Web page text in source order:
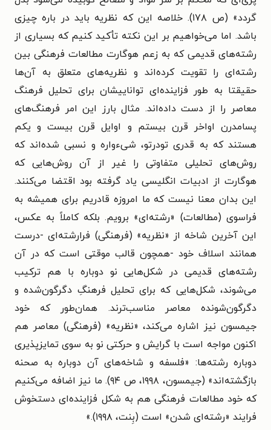
گردد» (ص ۱۷۸). خلاصه این که نظریه باید در باره چیزی
باشد. اما می‌خواهیم بر این نکته تأکید کنیم که بسیاری از
رشته‌های قدیمی که به زعم هوگارت مطالعات فرهنگی بین
رشته‌ای را تقویت کرده‌اند و نظریه‌های متعلق به آن‌ها
حقیقتا به طور فزاینده‌ای تواناییشان برای تحلیل فرهنگ
معاصر را از دست داده‌اند. مثال بارز این امر فرهنگ‌های
پسامدرن اواخر قرن بیستم و اوایل قرن بیست و یکم
هستند که به قدری تودرتو، شی‌ءواره و نسبی شده‌اند که
روش‌های تحلیلی متفاوتی را غیر از آن روش‌هایی که
هوگارت از ادبیات انگلیسی یاد گرفته بود اقتضا می‌کنند.
این بدان معنا نیست که ما امروزه قادریم برای همیشه به
فراسوی (مطالعات) «رشته‌ای» برویم. بلکه کاملاً به عکس،
این آخرین شاخه از «نظریه» (فرهنگی) فرارشته‌ای -درست
همانند اسلاف خود -همچون قالب موقتی است که در آن
رشته‌های قدیمی در شکل‌هایی نو دوباره با هم ترکیب
می‌شوند، شکل‌هایی که برای تحلیل فرهنگِ دگرگون‌شده و
دگرگون‌شونده معاصر مناسب‌ترند. همان‌طور که خود
جیمسون نیز اشاره می‌کند، «نظریه» (فرهنگی) معاصر هم
اکنون مواجه است با گرایش و حرکتی نو به سوی تمایزپذیری
دوباره رشته‌ها: «فلسفه و شاخه‌های آن دوباره به صحنه
بازگشته‌اند» (جیمسون، ۱۹۹۸، ص ۹۴). ما نیز اضافه می‌کنیم
که خود مطالعات فرهنگی هم به شکل فزاینده‌ای دستخوش
فرایند «رشته‌ای شدن» است (بِنت، ۱۹۹۸).»